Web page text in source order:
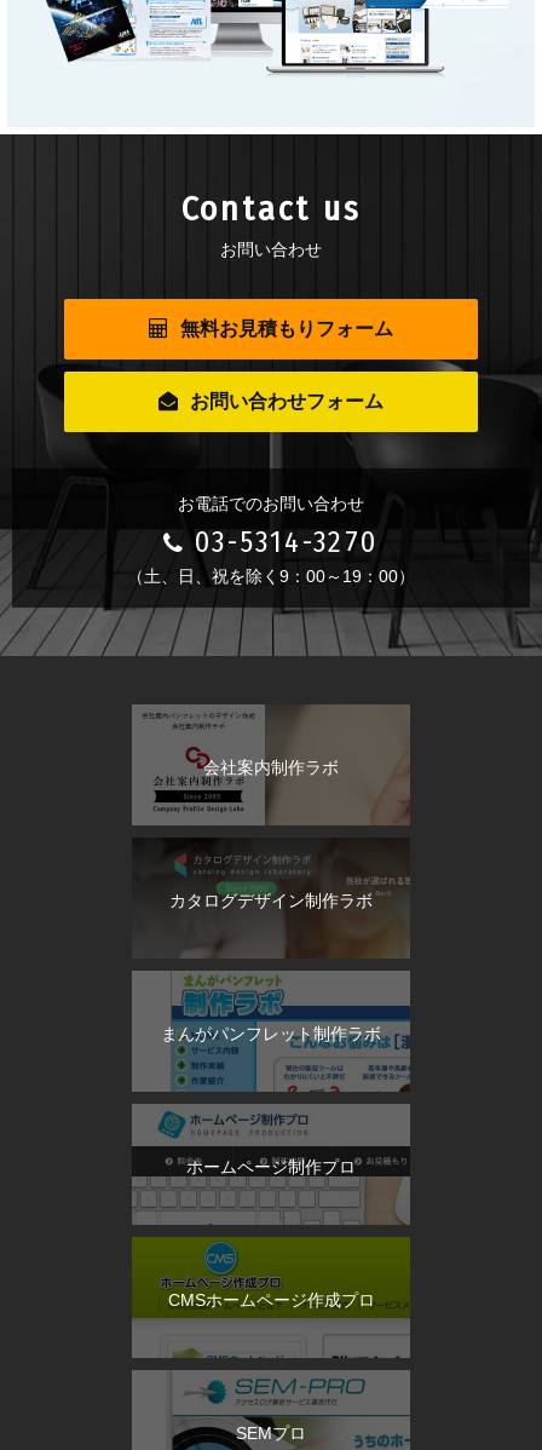
Contact us
お問い合わせ
無料お見積もりフォーム
お問い合わせフォーム
お電話でのお問い合わせ
03-5314-3270
（土、日、祝を除く9：00～19：00）
会社案内制作ラボ
カタログデザイン制作ラボ
まんがパンフレット制作ラボ
ホームページ制作プロ
CMSホームページ作成プロ
SEMプロ